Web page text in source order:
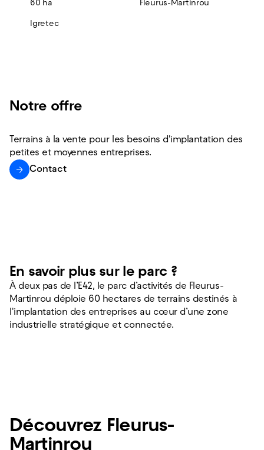
60 ha Fleurus-Martinrou
Igretec
Notre offre
Terrains à la vente pour les besoins d'implantation des
petites et moyennes entreprises.
Contact
En savoir plus sur le parc ?
À deux pas de l’E42, le parc d’activités de Fleurus-
Martinrou déploie 60 hectares de terrains destinés à
l'implantation des entreprises au cœur d’une zone
industrielle stratégique et connectée.
Découvrez Fleurus-
Martinrou